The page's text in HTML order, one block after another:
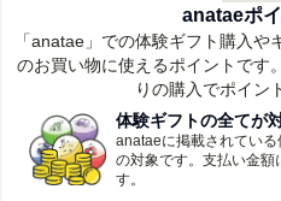
anataeポ
「anatae」での体験ギフト購入
のお買い物に使えるポイントです
りの購入でポイン
体験ギフトの全てが
anataeに掲載されてい
の対象です。支払い金額
す。